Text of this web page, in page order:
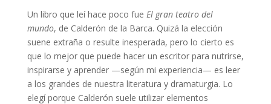
Un libro que leí hace poco fue El gran teatro del
mundo, de Calderón de la Barca. Quizá la elección
suene extraña o resulte inesperada, pero lo cierto es
que lo mejor que puede hacer un escritor para nutrirse,
inspirarse y aprender —según mi experiencia— es leer
a los grandes de nuestra literatura y dramaturgia. Lo
elegí porque Calderón suele utilizar elementos